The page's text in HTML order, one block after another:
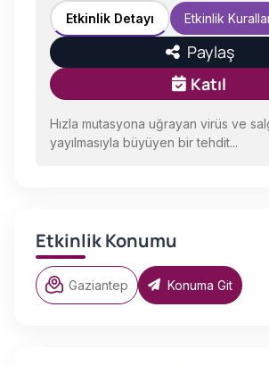
Etkinlik Detayı Etkinlik
Paylaş
Katıl
Hızla mutasyona uğrayan virüs ve
yayılmasıyla büyüyen bir tehdit...
Etkinlik Konumu
Gaziantep Konuma Git